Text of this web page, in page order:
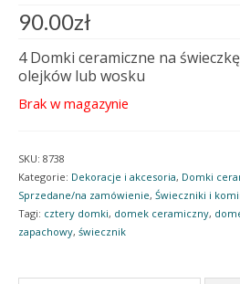
90.00zł
4 Domki ceramiczne na
olejków lub wosku
Brak w magazynie
SKU: 8738
Kategorie: Dekoracje i akcesoria, Domki
Sprzedane/na zamówienie, Świeczniki i
Tagi: cztery domki, domek ceramiczny,
zapachowy, świecznik